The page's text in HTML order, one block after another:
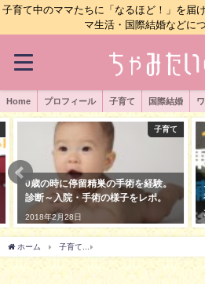
子育て中のママたちに「なるほど！」を届
マ生活・国際結婚などに
Home プロフィール 子育て 国際結婚
子育て
0歳の時に停留精巣の手術を経験。
診断～入院・手術の様子をレポ。
2018年2月28日
ス
補
た
ホーム 子育て